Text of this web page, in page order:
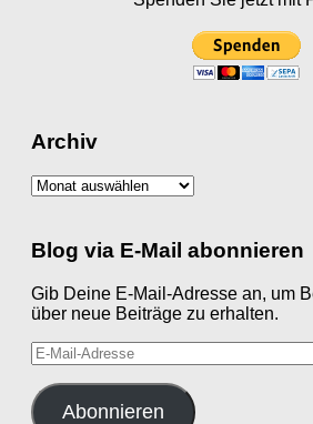
Archiv
Archiv
Blog via E-Mail abonnieren
Gib Deine E-Mail-Adresse an, um
über neue Beiträge zu erhalten.
E-
Mail-
Adresse
Abonnieren